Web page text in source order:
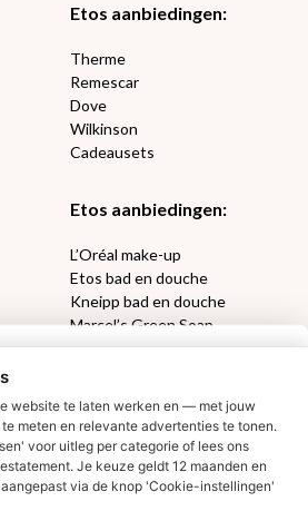
Etos aanbiedingen:
Therme
Remescar
Dove
Wilkinson
Cadeausets
Etos aanbiedingen:
L’Oréal make-up
Etos bad en douche
Kneipp bad en douche
Marcel’s Green Soap
Oral-B
DETOXEN
Always
Libresse
Gliss Kur
website te laten werken en — met jouw
meten en relevante advertenties te tonen.
voor uitleg per categorie of lees ons
Je keuze geldt 12 maanden en
via de knop 'Cookie-instellingen'
korting?